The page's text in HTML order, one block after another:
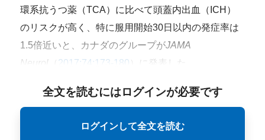
環系抗うつ薬（TCA）に比べて頭蓋内出血（ICH）
のリスクが高く、特に服用開始30日以内の発症率は
1.5倍近いと、カナダのグループがJAMA
Neurol
2017;74:173-180 ）に発表した。
全文を読むにはログインが必要です
ログインして全文を読む